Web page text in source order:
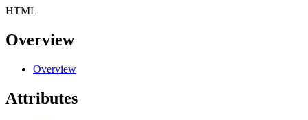
HTML
Overview
Overview
Attributes